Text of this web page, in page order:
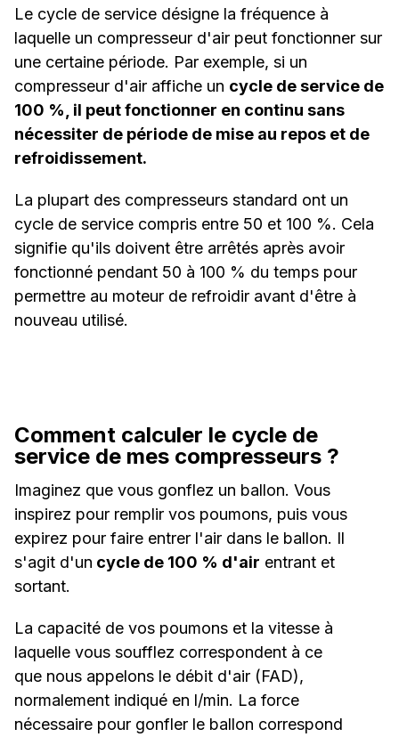
Le cycle de service désigne la fréquence à
laquelle un compresseur d'air peut fonctionner sur
une certaine période. Par exemple, si un
compresseur d'air affiche un cycle de service de
100 %, il peut fonctionner en continu sans
nécessiter de période de mise au repos et de
refroidissement.
La plupart des compresseurs standard ont un
cycle de service compris entre 50 et 100 %. Cela
signifie qu'ils doivent être arrêtés après avoir
fonctionné pendant 50 à 100 % du temps pour
permettre au moteur de refroidir avant d'être à
nouveau utilisé.
Comment calculer le cycle de
service de mes compresseurs ?
Imaginez que vous gonflez un ballon. Vous
inspirez pour remplir vos poumons, puis vous
expirez pour faire entrer l'air dans le ballon. Il
s'agit d'un cycle de 100 % d'air entrant et
sortant.
La capacité de vos poumons et la vitesse à
laquelle vous soufflez correspondent à ce
que nous appelons le débit d'air (FAD),
normalement indiqué en l/min. La force
nécessaire pour gonfler le ballon correspond